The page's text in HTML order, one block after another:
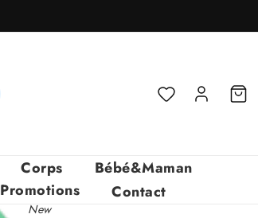
Corps
Bébé&Maman
Promotions
New
Contact